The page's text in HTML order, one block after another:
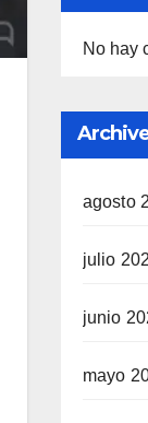
No hay
agosto
julio
junio
mayo